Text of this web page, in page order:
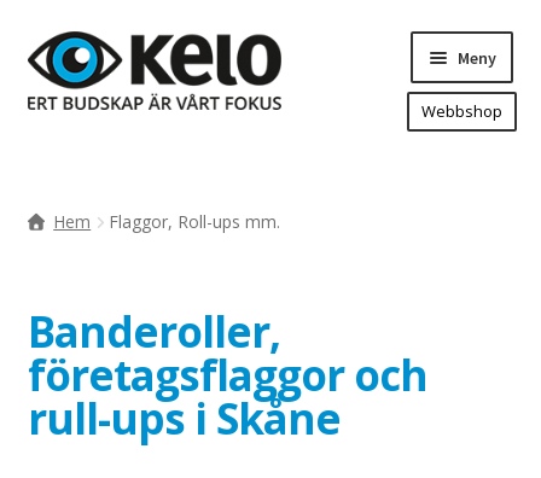
Hoppa
till
navigering
Hoppa
till
innehåll
Meny
Arenareklam
Dekaler och magnetskyltar
Fasadskyltar
Flaggor, Roll-ups mm.
Fordonsdekor
Webbshop
Hem Flaggor, Roll-ups mm.
Banderoller,
företagsflaggor och
rull-ups i Skåne